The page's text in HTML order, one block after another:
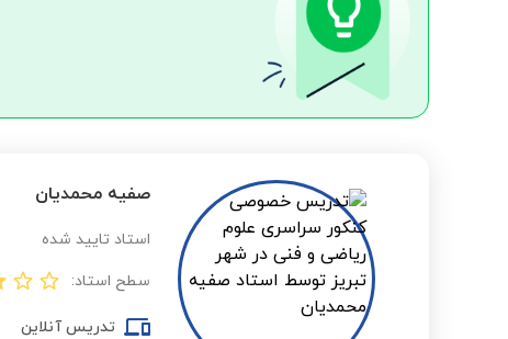
صفیه محمدیان
استاد تایید شده
سطح استاد:
تدریس آنلاین